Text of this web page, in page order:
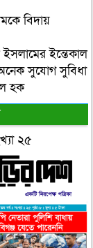
বিদায়
ইন্তেকাল
অনেক সুযোগ সুবিধা
হক
২৫